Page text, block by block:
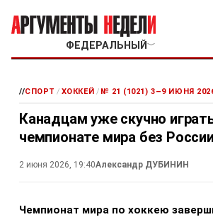
ФЕДЕРАЛЬНЫЙ ﹀
//СПОРТ / ХОККЕЙ / № 21 (1021) 3–9 ИЮНЯ
Канадцам уже скучно
чемпионате мира без России
2 июня 2026, 19:40Александр ДУБИНИН
Чемпионат мира по хоккею